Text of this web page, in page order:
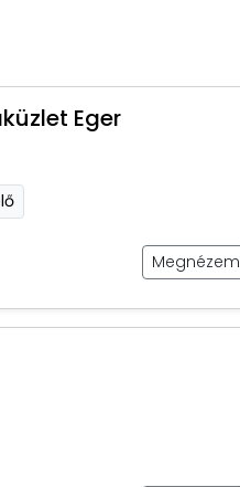
Eger
Megnézem